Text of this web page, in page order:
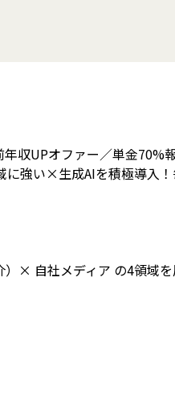
収UPオファー／単金
強い×生成AIを積極導入
× 自社メディア の4領域を